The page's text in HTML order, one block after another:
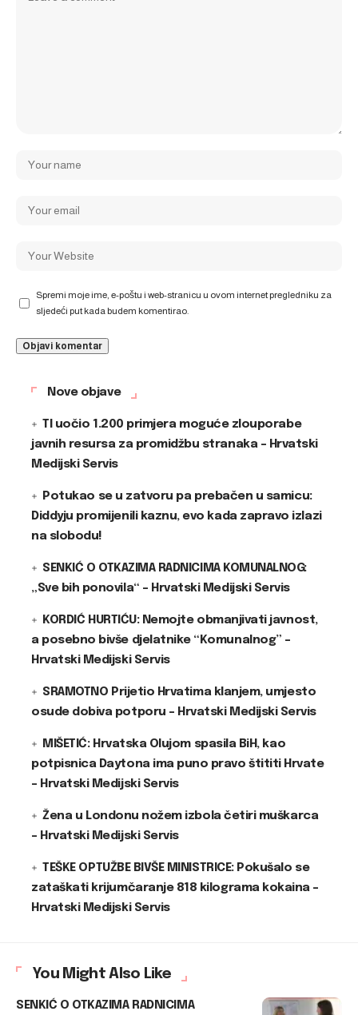
Spremi moje ime, e-poštu i web-stranicu u ovom internet pregledniku za
sljedeći put kada budem komentirao.
Nove objave
TI uočio 1.200 primjera moguće zlouporabe
javnih resursa za promidžbu stranaka – Hrvatski
Medijski Servis
Potukao se u zatvoru pa prebačen u samicu:
Diddyju promijenili kaznu, evo kada zapravo izlazi
na slobodu!
SENKIĆ O OTKAZIMA RADNICIMA KOMUNALNOG:
„Sve bih ponovila“ – Hrvatski Medijski Servis
KORDIĆ HURTIĆU: Nemojte obmanjivati javnost,
a posebno bivše djelatnike “Komunalnog” –
Hrvatski Medijski Servis
SRAMOTNO Prijetio Hrvatima klanjem, umjesto
osude dobiva potporu – Hrvatski Medijski Servis
MIŠETIĆ: Hrvatska Olujom spasila BiH, kao
potpisnica Daytona ima puno pravo štititi Hrvate
– Hrvatski Medijski Servis
Žena u Londonu nožem izbola četiri muškarca
– Hrvatski Medijski Servis
TEŠKE OPTUŽBE BIVŠE MINISTRICE: Pokušalo se
zataškati krijumčaranje 818 kilograma kokaina –
Hrvatski Medijski Servis
You Might Also Like
SENKIĆ O OTKAZIMA RADNICIMA